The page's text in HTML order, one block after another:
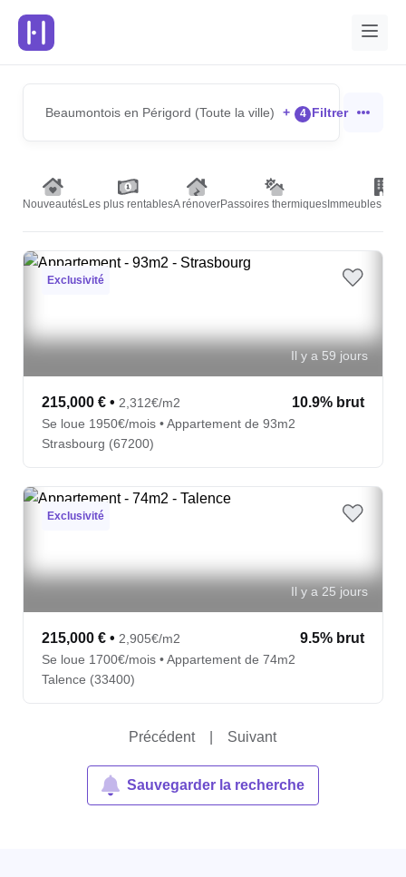
Beaumontois en Périgord (Toute la ville) + 4 Filtrer
NouveautésLes plus rentablesA rénoverPassoires thermiques Immeubles de
Exclusivité
Il y a 59 jours
215,000 € • 2,312€/m2 10.9% brut
Se loue 1950€/mois • Appartement de 93m2
Strasbourg (67200)
Exclusivité
Il y a 25 jours
215,000 € • 2,905€/m2 9.5% brut
Se loue 1700€/mois • Appartement de 74m2
Talence (33400)
Précédent Suivant
Sauvegarder la recherche